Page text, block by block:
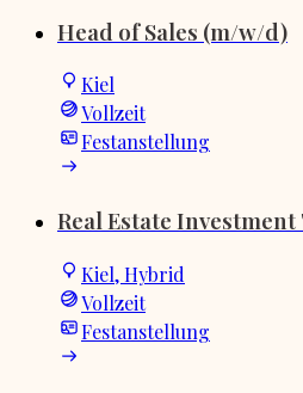
Head of Sales (m/w/d)
Kiel
Vollzeit
Festanstellung
Real Estate
Kiel, Hybrid
Vollzeit
Festanstellung